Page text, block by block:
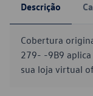
Descrição
Cobertura
279- -9B9 aplica
sua loja virtual